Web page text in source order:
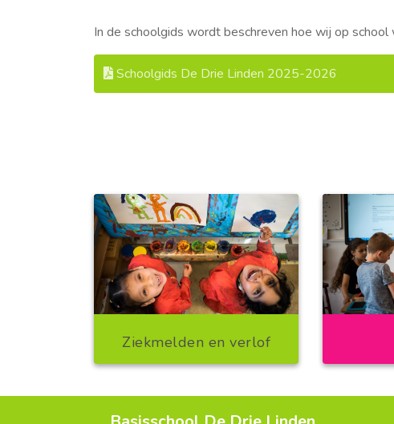
In de schoolgids wordt beschreven hoe wij op
Schoolgids De Drie Linden 2025-2026
Ziekmelden en verlof